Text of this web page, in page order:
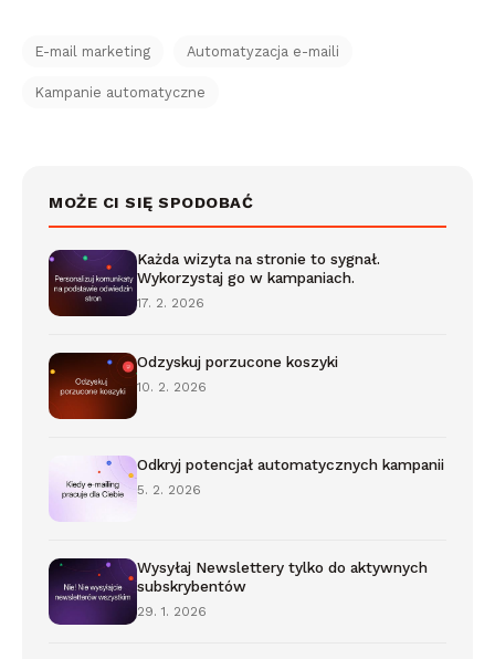
E-mail marketing Automatyzacja e-maili
Kampanie automatyczne
MOŻE CI SIĘ SPODOBAĆ
Każda wizyta na stronie to sygnał.
Wykorzystaj go w kampaniach.
17. 2. 2026
Odzyskuj porzucone koszyki
10. 2. 2026
Odkryj potencjał automatycznych kampanii
5. 2. 2026
Wysyłaj Newslettery tylko do aktywnych
subskrybentów
29. 1. 2026